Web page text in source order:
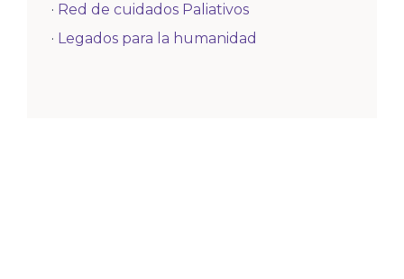
· Red de cuidados Paliativos
· Legados para la humanidad